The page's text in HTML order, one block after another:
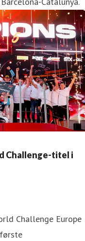
Challenge-titel i
Challenge Europe